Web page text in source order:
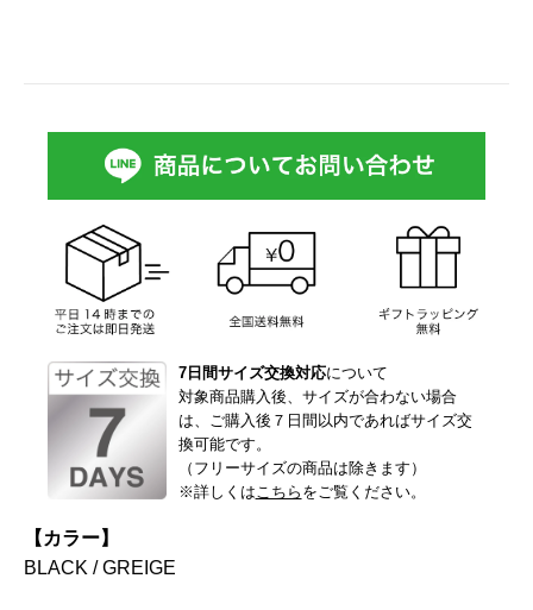
7日間サイズ交換対応について
対象商品購入後、サイズが合わない場合
は、ご購入後７日間以内であればサイズ交
換可能です。
（フリーサイズの商品は除きます）
※詳しくは こちら をご覧ください。
【カラー】
BLACK /GREIGE